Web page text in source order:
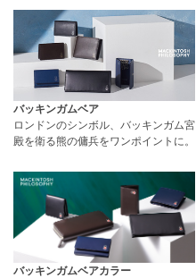
バッキンガムベア
ロンドンのシンボル、バッキンガム宮
殿を衛る熊の傭兵をワンポイントに。
バッキンガムベアカラー